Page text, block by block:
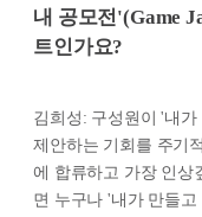
내 공모전'(Game
트인가요?
김희성: 구성원이 '내
제안하는 기회를 주기
에 합류하고 가장 인상
면 누구나 '내가 만들